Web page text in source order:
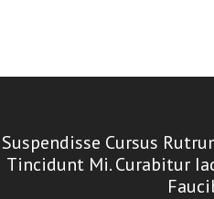
Suspendisse Cursus
Tincidunt Mi. Curabitur